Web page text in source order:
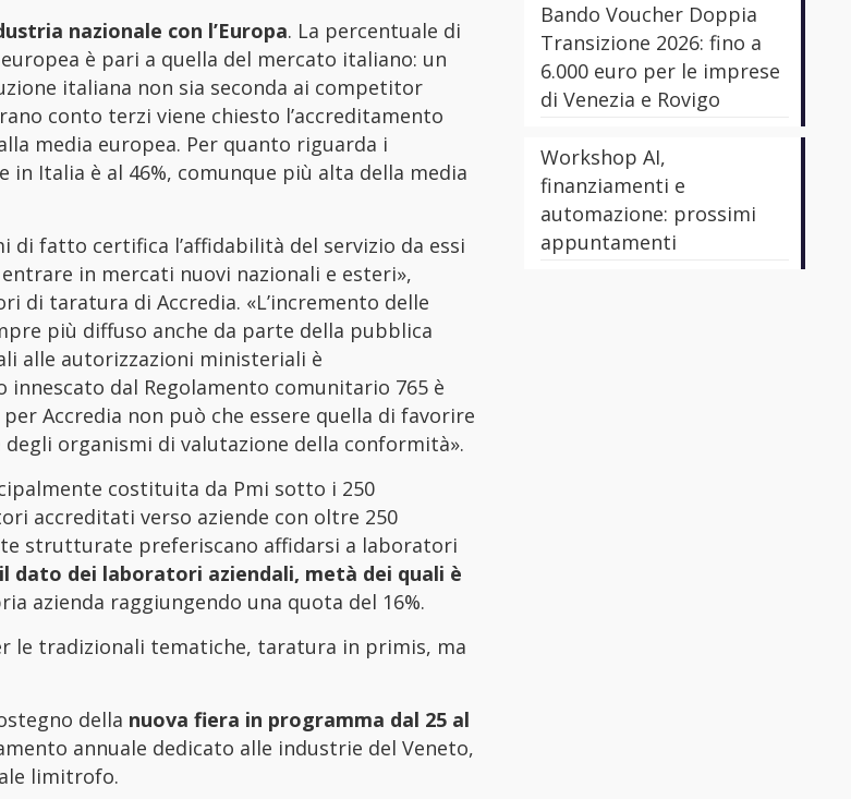
nazionale con l’Europa. La percentuale di
è pari a quella del mercato italiano: un
italiana non sia seconda ai competitor
conto terzi viene chiesto l’accreditamento
media europea. Per quanto riguarda i
Italia è al 46%, comunque più alta della media
di fatto certifica l’affidabilità del servizio da essi
in mercati nuovi nazionali e esteri»,
taratura di Accredia. «L’incremento delle
più diffuso anche da parte della pubblica
alle autorizzazioni ministeriali è
dal Regolamento comunitario 765 è
Accredia non può che essere quella di favorire
organismi di valutazione della conformità».
costituita da Pmi sotto i 250
accreditati verso aziende con oltre 250
strutturate preferiscano affidarsi a laboratori
il dato dei laboratori aziendali, metà dei quali è
azienda raggiungendo una quota del 16%.
le tradizionali tematiche, taratura in primis, ma
della nuova fiera in programma dal 25 al
annuale dedicato alle industrie del Veneto,
limitrofo.
Bando Voucher Doppia
Transizione 2026: fino a
6.000 euro per le imprese
di Venezia e Rovigo
Workshop AI,
finanziamenti e
automazione: prossimi
appuntamenti